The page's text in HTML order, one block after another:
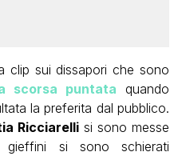
clip sui dissapori che sono
scorsa puntata quando
la preferita dal pubblico.
Ricciarelli si sono messe
si sono schierati